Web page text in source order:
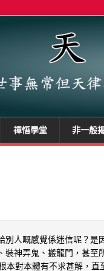
禪悟學堂 非一般
別人嘅感覺係迷信呢？是
裝神弄鬼、搬龍門，甚至
本對本體有不求甚解，直